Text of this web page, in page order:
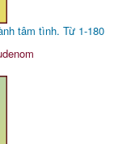
tâm tình. Từ 1-180